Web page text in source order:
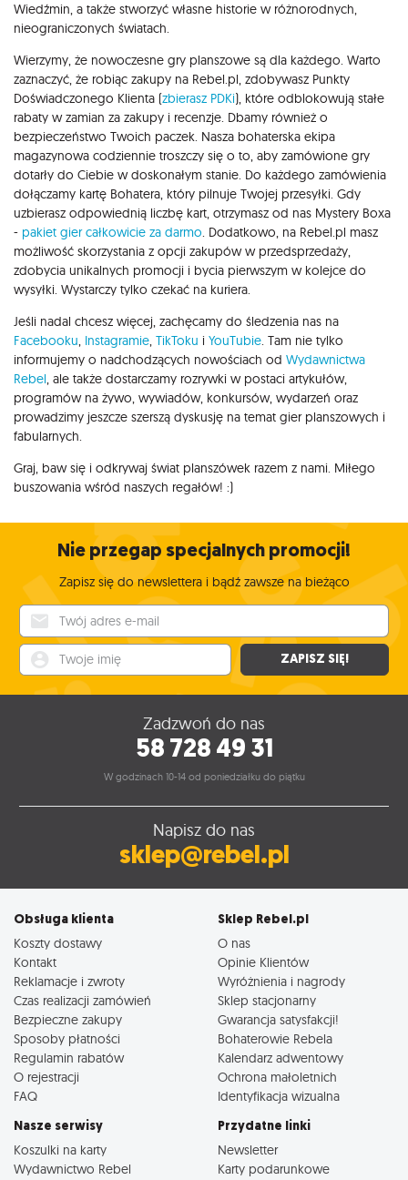
Wiedźmin, a także stworzyć własne historie w różnorodnych,
nieograniczonych światach.
Wierzymy, że nowoczesne gry planszowe są dla każdego. Warto
zaznaczyć, że robiąc zakupy na Rebel.pl, zdobywasz Punkty
Doświadczonego Klienta (zbierasz PDKi), które odblokowują stałe
rabaty w zamian za zakupy i recenzje. Dbamy również o
bezpieczeństwo Twoich paczek. Nasza bohaterska ekipa
magazynowa codziennie troszczy się o to, aby zamówione gry
dotarły do Ciebie w doskonałym stanie. Do każdego zamówienia
dołączamy kartę Bohatera, który pilnuje Twojej przesyłki. Gdy
uzbierasz odpowiednią liczbę kart, otrzymasz od nas Mystery Boxa
- pakiet gier całkowicie za darmo. Dodatkowo, na Rebel.pl masz
możliwość skorzystania z opcji zakupów w przedsprzedaży,
zdobycia unikalnych promocji i bycia pierwszym w kolejce do
wysyłki. Wystarczy tylko czekać na kuriera.
Jeśli nadal chcesz więcej, zachęcamy do śledzenia nas na
Facebooku, Instagramie, TikToku i YouTubie. Tam nie tylko
informujemy o nadchodzących nowościach od Wydawnictwa
Rebel, ale także dostarczamy rozrywki w postaci artykułów,
programów na żywo, wywiadów, konkursów, wydarzeń oraz
prowadzimy jeszcze szerszą dyskusję na temat gier planszowych i
fabularnych.
Graj, baw się i odkrywaj świat planszówek razem z nami. Miłego
buszowania wśród naszych regałów! :)
Nie przegap specjalnych promocji!
Zapisz się do newslettera i bądź zawsze na bieżąco
ZAPISZ SIĘ!
Zadzwoń do nas
58 728 49 31
W godzinach 10-14 od poniedziałku do piątku
Napisz do nas
sklep@rebel.pl
Obsługa klienta
Koszty dostawy
Kontakt
Reklamacje i zwroty
Czas realizacji zamówień
Bezpieczne zakupy
Sposoby płatności
Regulamin rabatów
O rejestracji
FAQ
Sklep Rebel.pl
O nas
Opinie Klientów
Wyróżnienia i nagrody
Sklep stacjonarny
Gwarancja satysfakcji!
Bohaterowie Rebela
Kalendarz adwentowy
Ochrona małoletnich
Identyfikacja wizualna
Nasze serwisy
Koszulki na karty
Wydawnictwo Rebel
Przydatne linki
Newsletter
Karty podarunkowe